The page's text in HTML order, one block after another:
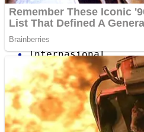
Nusantara
Internasional
Politik